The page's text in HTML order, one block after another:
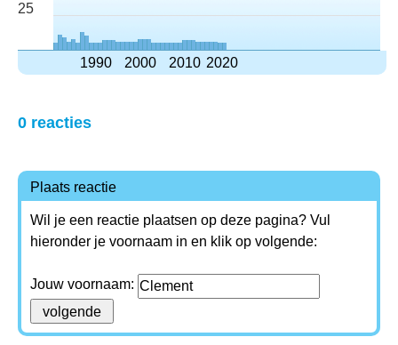
25
1990 2000 2010 2020
0 reacties
Plaats reactie
Wil je een reactie plaatsen op deze pagina? Vul
hieronder je voornaam in en klik op volgende:
Jouw voornaam: